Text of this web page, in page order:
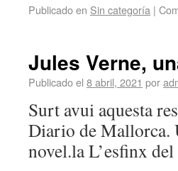
Publicado en Sin categoría |
Jules Verne,
Publicado el 8 abril, 2021 por
Surt avui aquesta
Diario de Mallorca.
novel.la L’esfinx